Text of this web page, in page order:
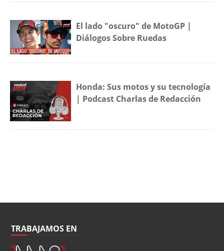
El lado "oscuro" de MotoGP |
Diálogos Sobre Ruedas
Honda: Sus motos y su tecnología
| Podcast Charlas de Redacción
TRABAJAMOS EN